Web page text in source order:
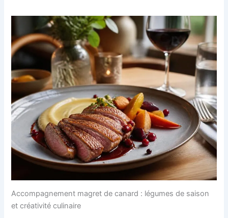
Accompagnement magret de canard : légumes de saison
et créativité culinaire